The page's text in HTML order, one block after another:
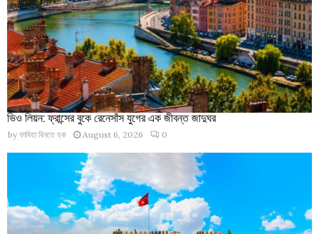
ভিও লিয়ন: ফ্রান্সের বুকে রেনেসাঁস যুগের এক জীবন্ত জাদুঘর
by ফাবিহা বিনতে হক August 6, 2026 0